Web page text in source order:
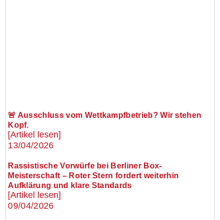
🚨 Ausschluss vom Wettkampfbetrieb? Wir stehen
Kopf.
[Artikel lesen]
13/04/2026
Rassistische Vorwürfe bei Berliner Box-
Meisterschaft – Roter Stern fordert weiterhin
Aufklärung und klare Standards
[Artikel lesen]
09/04/2026